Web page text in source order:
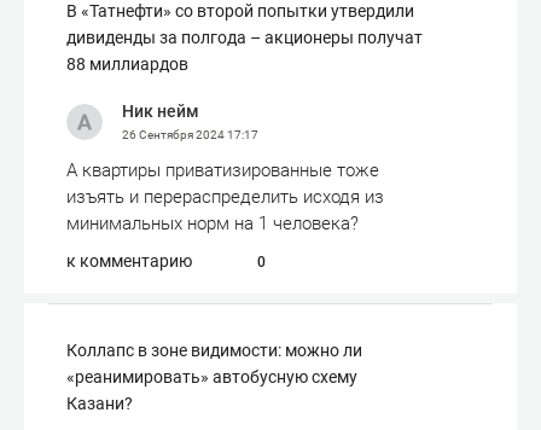
В «Татнефти» со второй попытки утвердили
дивиденды за полгода – акционеры получат
88 миллиардов
Ник нейм
26 Сентября 202417:17
А квартиры приватизированные тоже
изъять и перераспределить исходя из
минимальных норм на 1 человека?
к комментарию 0
Коллапс в зоне видимости: можно ли
«реанимировать» автобусную схему
Казани?